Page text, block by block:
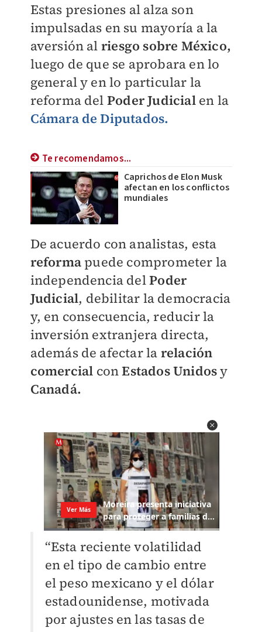
Estas presiones al alza son
impulsadas en su mayoría a la
aversión al riesgo sobre México,
luego de que se aprobara en lo
general y en lo particular la
reforma del Poder Judicialen la
Cámara de Diputados.
Te recomendamos...
Caprichos de Elon Musk
afectan en los conflictos
mundiales
De acuerdo con analistas, esta
reformapuede comprometer la
independencia delPoder
Judicial, debilitar la democracia
y, en consecuencia, reducir la
inversión extranjera directa,
además de afectar la relación
comercial conEstados Unidosy
Canadá.
“Esta reciente volatilidad
en el tipo de cambio entre
el peso mexicano y el dólar
estadounidense, motivada
por ajustes en las tasas de